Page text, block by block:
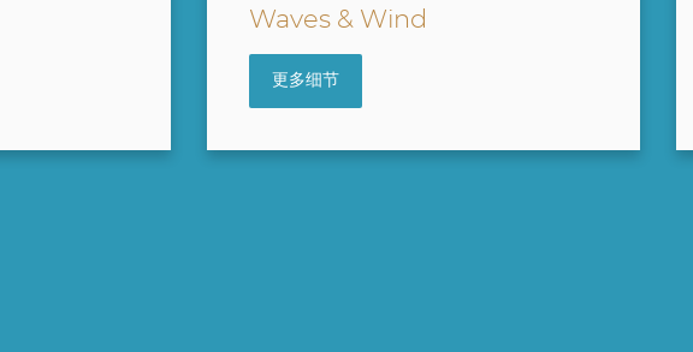
Water Park
更多细节